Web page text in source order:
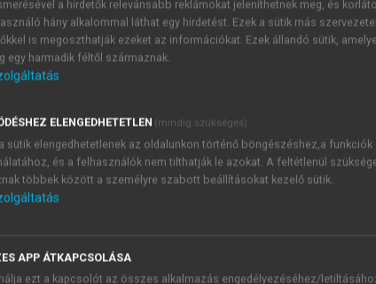
JELSZÓ
Kérek értesítést a MeRSZ
Kérek értesítést az
a hirdetők relevánsabb reklámokat jeleníthetnek meg, és
hány alkalommal láthat egy hirdetést. Ezek a sütik más
is megoszthatják ezeket az információkat. Ezek állandó sütik,
egy harmadik féltől származnak.
ELENGEDHETETLEN (mindig szükséges)
sütik elengedhetetlenek az oldalunkon történő böngészéshez,a funkciók
és a felhasználók nem tilthatják le azokat. A feltétlenül
többek között a személyre szabott beállításokat kezelő sütik.
APP ÁTKAPCSOLÁSA
ezt a kapcsolót az összes alkalmazás engedélyezéséhez/